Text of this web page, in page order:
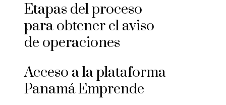
Etapas del proceso
para obtener el aviso
de operaciones
Acceso a la plataforma
Panamá Emprende